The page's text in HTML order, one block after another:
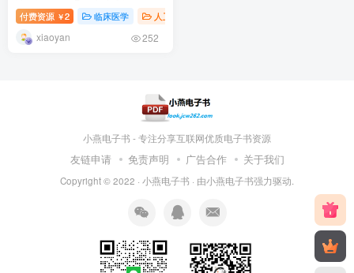
付费资源 ￥2 临床医学 人卫练习册
xiaoyan 252
小燕电子书 - 专注分享互联网优质电子书资源
友链申请 免责声明 广告合作 关于我们
Copyright © 2022 · 小燕电子书 · 由小燕电子书强力驱动.